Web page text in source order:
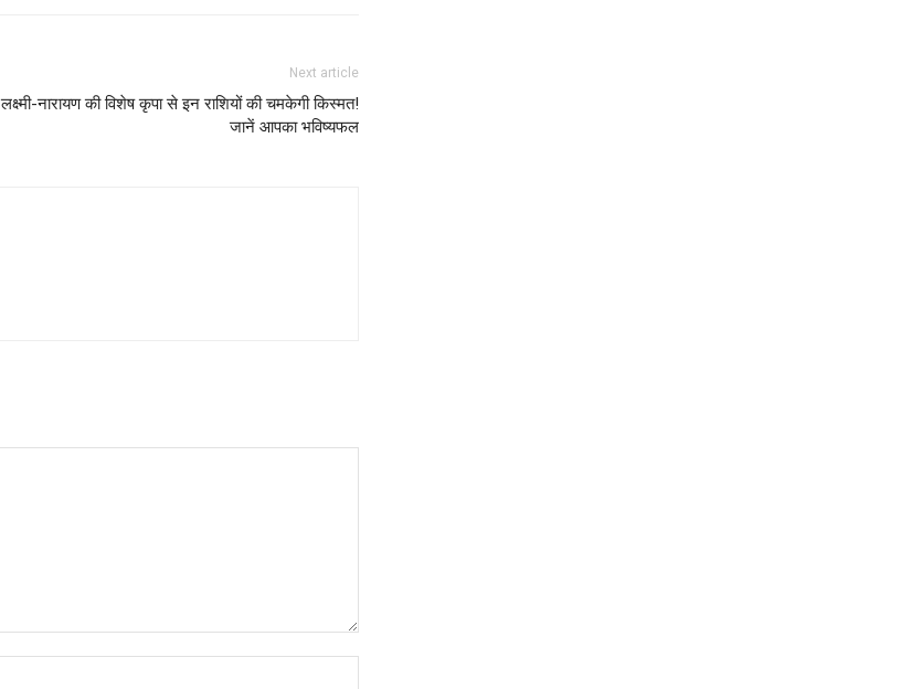
Next article
लक्ष्मी-नारायण की विशेष कृपा से इन राशियों की चमकेगी किस्मत!
जानें आपका भविष्यफल